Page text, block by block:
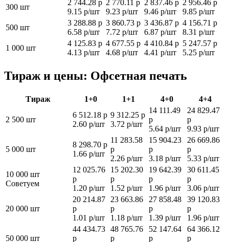
300 шт
2 744.28 р
9.15 р/шт
2 770.11 р
9.23 р/шт
2 837.46 р
9.46 р/шт
2 956.46 р
9.85 р/шт
500 шт
3 288.88 р
6.58 р/шт
3 860.73 р
7.72 р/шт
3 436.87 р
6.87 р/шт
4 156.71 р
8.31 р/шт
1 000 шт
4 125.83 р
4.13 р/шт
4 677.55 р
4.68 р/шт
4 410.84 р
4.41 р/шт
5 247.57 р
5.25 р/шт
Тираж и цены: Офсетная печать
Тираж 1+0 1+1 4+0 4+4
2 500 шт
6 512.18 р
2.60 р/шт
9 312.25 р
3.72 р/шт
14 111.49
р
5.64 р/шт
24 829.47
р
9.93 р/шт
5 000 шт
8 298.70 р
1.66 р/шт
11 283.58
р
2.26 р/шт
15 904.23
р
3.18 р/шт
26 669.86
р
5.33 р/шт
10 000 шт
Советуем
12 025.76
р
1.20 р/шт
15 202.30
р
1.52 р/шт
19 642.39
р
1.96 р/шт
30 611.45
р
3.06 р/шт
20 000 шт
20 214.87
р
1.01 р/шт
23 663.86
р
1.18 р/шт
27 858.48
р
1.39 р/шт
39 120.83
р
1.96 р/шт
50 000 шт
44 434.73
р
48 765.76
р
52 147.64
р
64 366.12
р